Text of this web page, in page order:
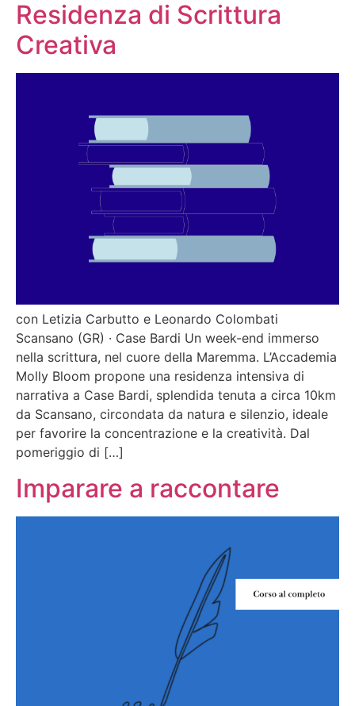
Residenza di Scrittura
Creativa
con Letizia Carbutto e Leonardo Colombati
Scansano (GR) · Case Bardi Un week-end immerso
nella scrittura, nel cuore della Maremma. L’Accademia
Molly Bloom propone una residenza intensiva di
narrativa a Case Bardi, splendida tenuta a circa 10km
da Scansano, circondata da natura e silenzio, ideale
per favorire la concentrazione e la creatività. Dal
pomeriggio di […]
Imparare a raccontare